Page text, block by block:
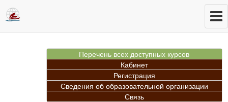
Перечень всех доступных курсов
Кабинет
Регистрация
Сведения об образовательной организации
Связь